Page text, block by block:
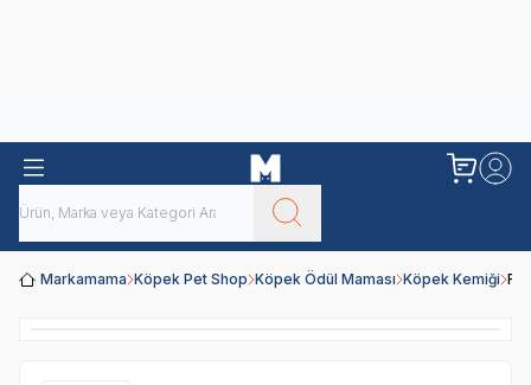
Markamama Köpek Pet Shop Köpek Ödül Maması Köpek Kemiği